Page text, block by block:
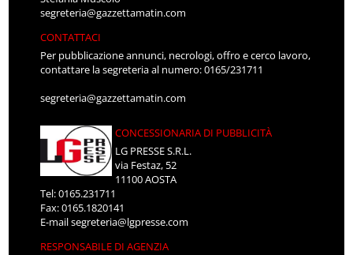
segreteria@gazzettamatin.com
CONTATTACI
Per pubblicazione annunci, necrologi, offro e cerco lavoro,
contattare la segreteria al numero: 0165/231711
segreteria@gazzettamatin.com
CONCESSIONARIA DI PUBBLICITÀ
LG PRESSE S.R.L.
via Festaz, 52
11100 AOSTA
Tel: 0165.231711
Fax: 0165.1820141
E-mailsegreteria@lgpresse.com
RESPONSABILE DI AGENZIA